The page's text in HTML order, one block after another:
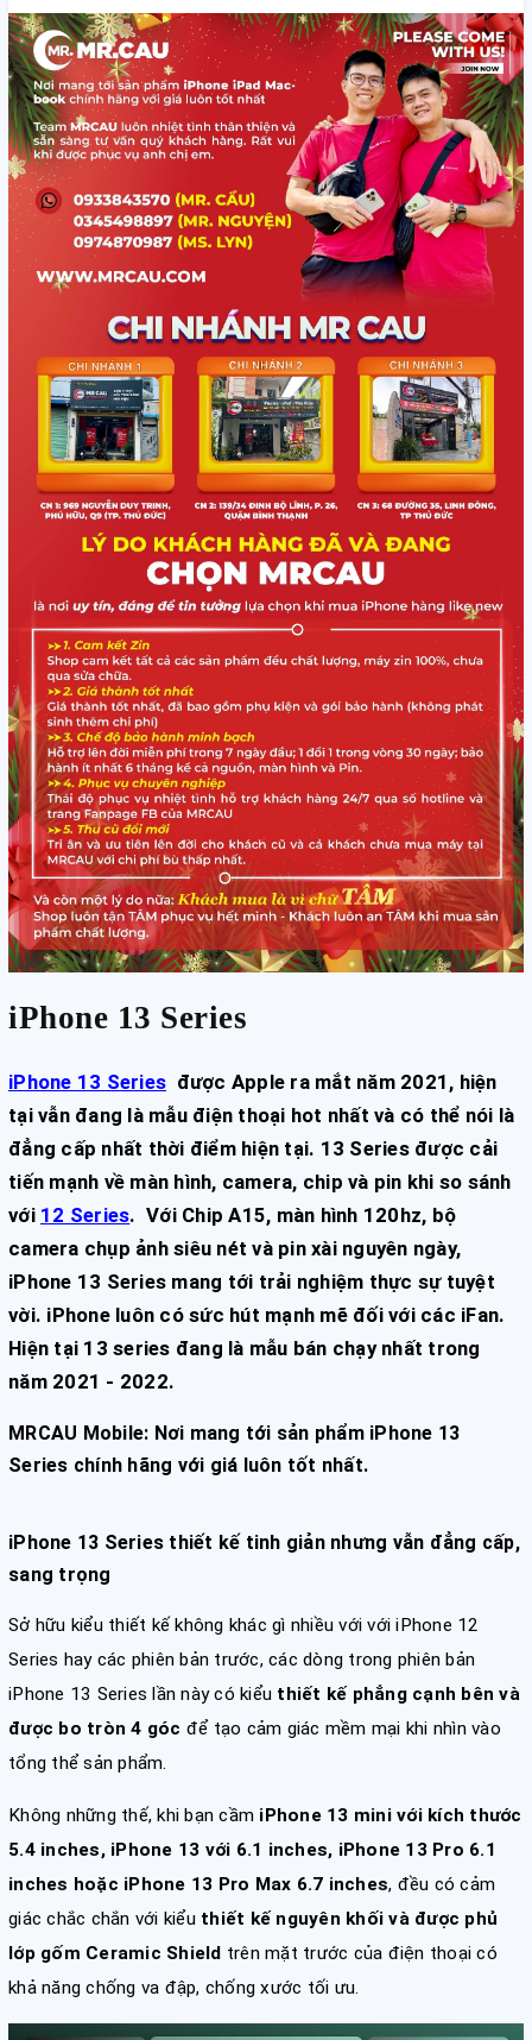
iPhone 13 Series
iPhone 13 Series được Apple ra mắt năm 2021, hiện
tại vẫnđang là mẫu điện thoại hot nhất và có thể nói là
đẳng cấp nhất thời điểm hiện tại. 13 Series được cải
tiến mạnh về màn hình, camera, chip và pin khi so sánh
với 12 Series. Với Chip A15, màn hình 120hz, bộ
camera chụp ảnh siêu nét và pin xài nguyên ngày,
iPhone 13 Series mang tới trải nghiệm thực sự tuyệt
vời. iPhone luôn có sức hút mạnh mẽ đối với các iFan.
Hiện tại 13 series đang là mẫu bán chạy nhất trong
năm 2021 - 2022.
MRCAU Mobile: Nơi mang tới sản phẩm iPhone 13
Series chính hãng với giá luôn tốt nhất.
iPhone 13 Series thiết kế tinh giản nhưng vẫn đẳng cấp,
sang trọng
Sở hữu kiểu thiết kế không khác gì nhiều với với iPhone 12
Series hay các phiên bản trước, các dòng trong phiên bản
iPhone 13 Series lần này có kiểu thiết kế phẳng cạnh bên và
được bo tròn 4 góc để tạo cảm giác mềm mại khi nhìn vào
tổng thể sản phẩm.
Không những thế, khi bạn cầm iPhone 13 mini với kích thước
5.4 inches, iPhone 13 với 6.1 inches, iPhone 13 Pro 6.1
inches hoặc iPhone 13 Pro Max 6.7 inches, đều có cảm
giác chắc chắn với kiểu thiết kế nguyên khối và được phủ
lớp gốm Ceramic Shield trên mặt trước của điện thoại có
khả năng chống va đập, chống xước tối ưu.